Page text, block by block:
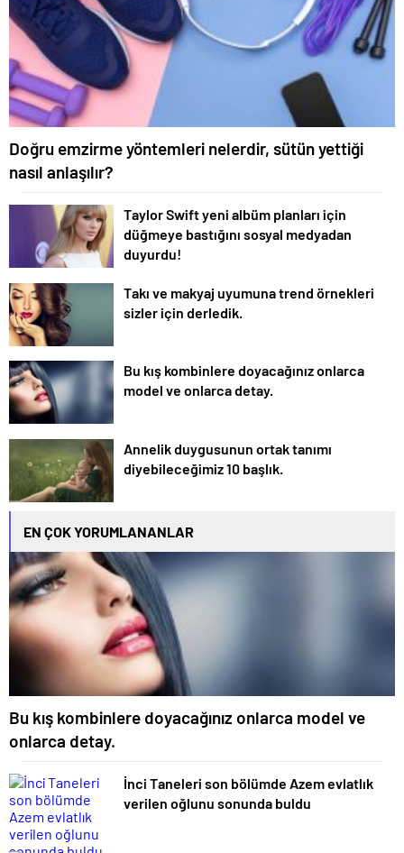
Doğru emzirme yöntemleri nelerdir, sütün yettiği
nasıl anlaşılır?
Taylor Swift yeni albüm planları için
düğmeye bastığını sosyal medyadan
duyurdu!
Takı ve makyaj uyumuna trend örnekleri
sizler için derledik.
Bu kış kombinlere doyacağınız onlarca
model ve onlarca detay.
Annelik duygusunun ortak tanımı
diyebileceğimiz 10 başlık.
EN ÇOK YORUMLANANLAR
Bu kış kombinlere doyacağınız onlarca model ve
onlarca detay.
İnci Taneleri son bölümde Azem evlatlık
verilen oğlunu sonunda buldu